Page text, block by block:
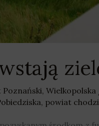
Poznański, Wielkopolska
, powiat